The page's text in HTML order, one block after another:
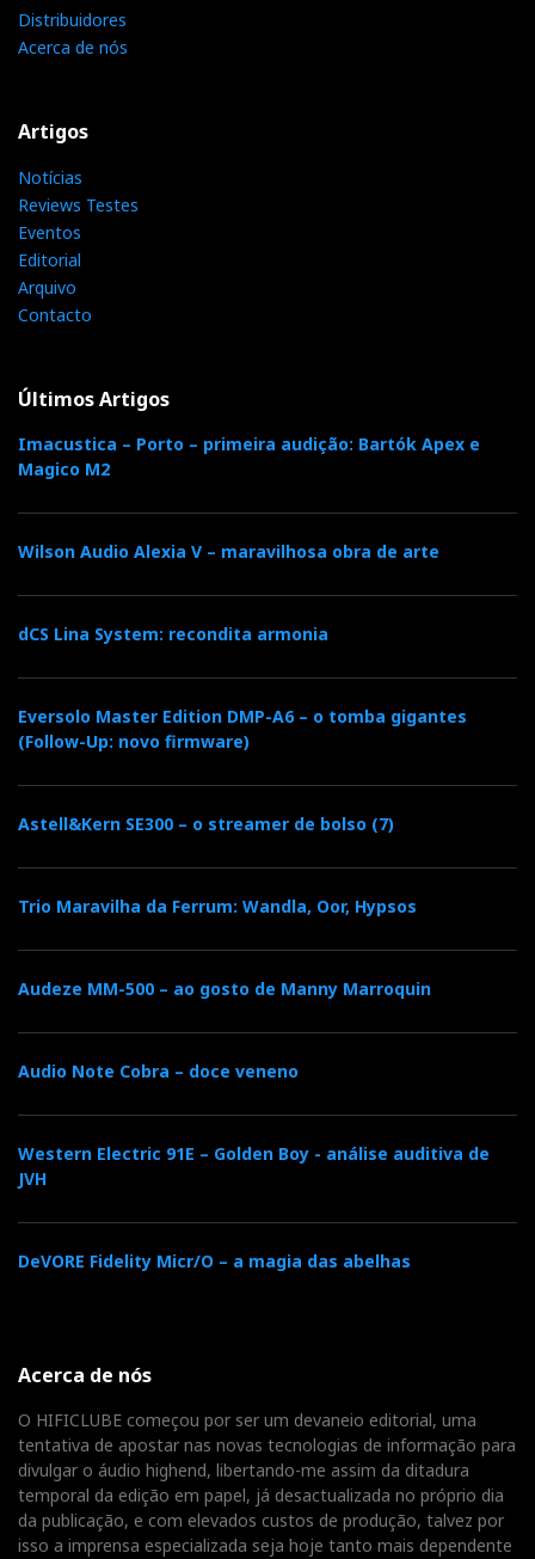
Distribuidores
Acerca de nós
Artigos
Notícias
Reviews Testes
Eventos
Editorial
Arquivo
Contacto
Últimos Artigos
Imacustica – Porto – primeira audição: Bartók Apex e
Magico M2
Wilson Audio Alexia V – maravilhosa obra de arte
dCS Lina System: recondita armonia
Eversolo Master Edition DMP-A6 – o tomba gigantes
(Follow-Up: novo firmware)
Astell&Kern SE300 – o streamer de bolso (7)
Trio Maravilha da Ferrum: Wandla, Oor, Hypsos
Audeze MM-500 – ao gosto de Manny Marroquin
Audio Note Cobra – doce veneno
Western Electric 91E – Golden Boy - análise auditiva de
JVH
DeVORE Fidelity Micr/O – a magia das abelhas
Acerca de nós
O HIFICLUBE começou por ser um devaneio editorial, uma
tentativa de apostar nas novas tecnologias de informação para
divulgar o áudio highend, libertando-me assim da ditadura
temporal da edição em papel, já desactualizada no próprio dia
da publicação, e com elevados custos de produção, talvez por
isso a imprensa especializada seja hoje tanto mais dependente